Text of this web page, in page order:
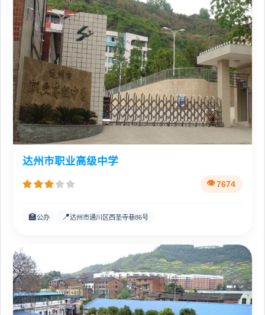
达州市职业高级中学
7674
🏫公办 📍达州市通川区西圣寺巷86号